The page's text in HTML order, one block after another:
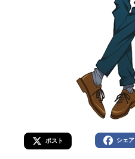
ポスト シェア